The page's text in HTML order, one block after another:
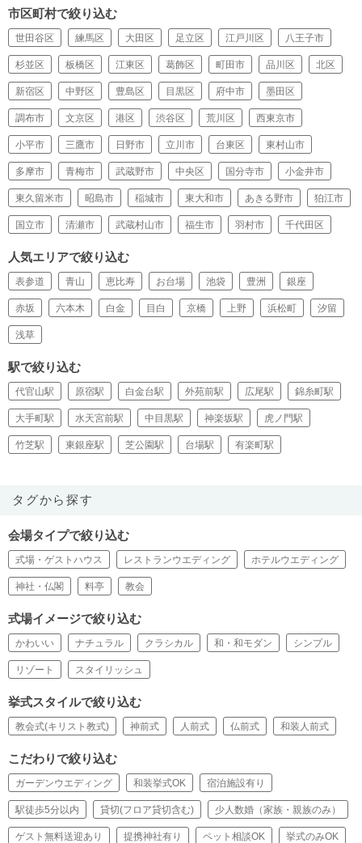
市区町村で絞り込む
世田谷区 練馬区 大田区 足立区 江戸川区 八王子市
杉並区 板橋区 江東区 葛飾区 町田市 品川区 北区
新宿区 中野区 豊島区 目黒区 府中市 墨田区
調布市 文京区 港区 渋谷区 荒川区 西東京市
小平市 三鷹市 日野市 立川市 台東区 東村山市
多摩市 青梅市 武蔵野市 中央区 国分寺市 小金井市
東久留米市 昭島市 稲城市 東大和市 あきる野市 狛江市
国立市 清瀬市 武蔵村山市 福生市 羽村市 千代田区
人気エリアで絞り込む
表参道 青山 恵比寿 お台場 池袋 豊洲 銀座
赤坂 六本木 白金 目白 京橋 上野 浜松町 汐留
浅草
駅で絞り込む
代官山駅 原宿駅 白金台駅 外苑前駅 広尾駅 錦糸町駅
大手町駅 水天宮前駅 中目黒駅 神楽坂駅 虎ノ門駅
竹芝駅 東銀座駅 芝公園駅 台場駅 有楽町駅
タグから探す
会場タイプで絞り込む
式場・ゲストハウス レストランウエディング ホテルウエディング
神社・仏閣 料亭 教会
式場イメージで絞り込む
かわいい ナチュラル クラシカル 和・和モダン シンプル
リゾート スタイリッシュ
挙式スタイルで絞り込む
教会式(キリスト教式) 神前式 人前式 仏前式 和装人前式
こだわりで絞り込む
ガーデンウエディング 和装挙式OK 宿泊施設有り
駅徒歩5分以内 貸切(フロア貸切含む) 少人数婚（家族・親族のみ）
ゲスト無料送迎あり 提携神社有り ペット相談OK 挙式のみOK